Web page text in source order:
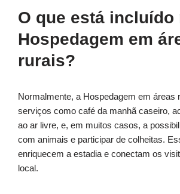
O que está incluído
Hospedagem em
rurais?
Normalmente, a Hospedagem em áreas
serviços como café da manhã caseiro,
ao ar livre, e, em muitos casos, a
com animais e participar de colheitas.
enriquecem a estadia e conectam os
local.